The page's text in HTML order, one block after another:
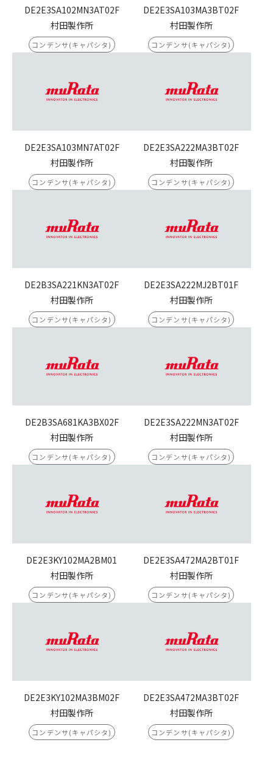
DE2E3SA102MN3AT02F
村田製作所
コンデンサ(キャパシタ)
DE2E3SA103MA3BT02F
村田製作所
コンデンサ(キャパシタ)
DE2E3SA103MN7AT02F
村田製作所
コンデンサ(キャパシタ)
DE2E3SA222MA3BT02F
村田製作所
コンデンサ(キャパシタ)
DE2B3SA221KN3AT02F
村田製作所
コンデンサ(キャパシタ)
DE2E3SA222MJ2BT01F
村田製作所
コンデンサ(キャパシタ)
DE2B3SA681KA3BX02F
村田製作所
コンデンサ(キャパシタ)
DE2E3SA222MN3AT02F
村田製作所
コンデンサ(キャパシタ)
DE2E3KY102MA2BM01
村田製作所
コンデンサ(キャパシタ)
DE2E3SA472MA2BT01F
村田製作所
コンデンサ(キャパシタ)
DE2E3KY102MA3BM02F
村田製作所
コンデンサ(キャパシタ)
DE2E3SA472MA3BT02F
村田製作所
コンデンサ(キャパシタ)